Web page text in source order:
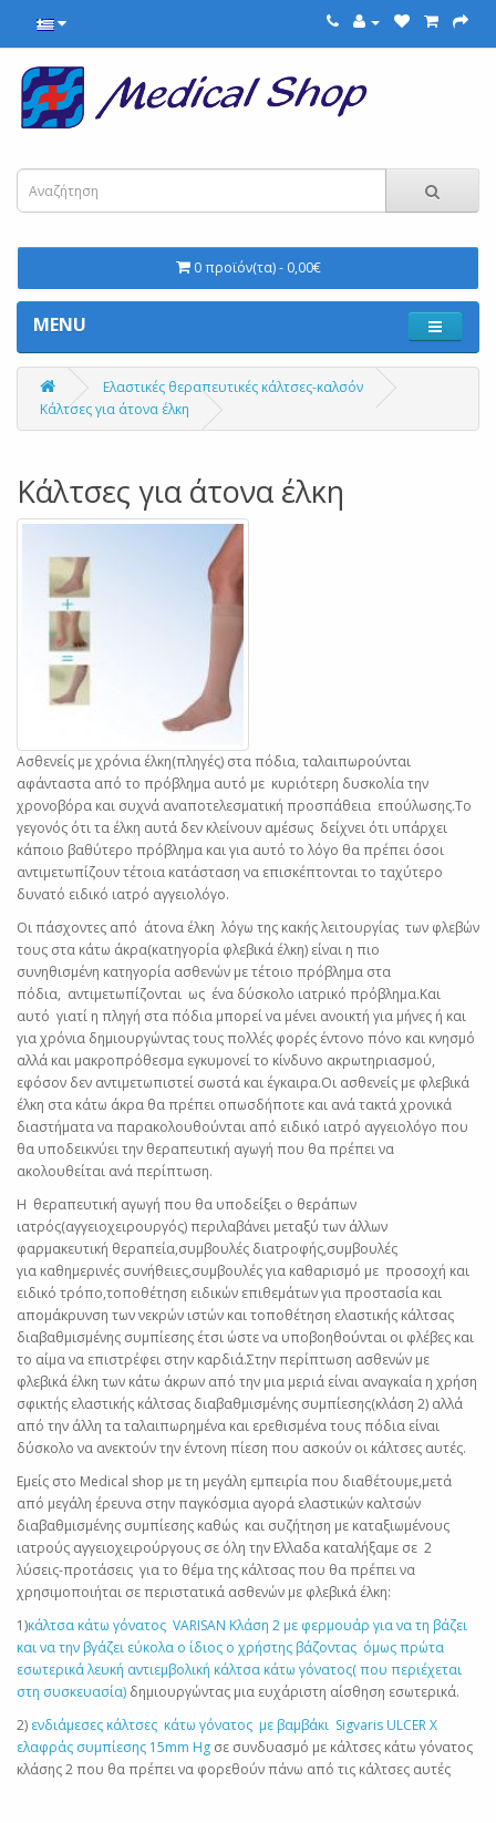
0 προϊόν(τα) - 0,00€
MENU
Ελαστικές θεραπευτικές κάλτσες-καλσόν
Κάλτσες για άτονα έλκη
Κάλτσες για άτονα έλκη
Ασθενείς με χρόνια έλκη(πληγές) στα πόδια, ταλαιπωρούνται
αφάνταστα από το πρόβλημα αυτό με κυριότερη δυσκολία την
χρονοβόρα και συχνά αναποτελεσματική προσπάθεια επούλωσης.Το
γεγονός ότι τα έλκη αυτά δεν κλείνουν αμέσως δείχνει ότι υπάρχει
κάποιο βαθύτερο πρόβλημα και για αυτό το λόγο θα πρέπει όσοι
αντιμετωπίζουν τέτοια κατάσταση να επισκέπτονται το ταχύτερο
δυνατό ειδικό ιατρό αγγειολόγο.
Οι πάσχοντες από άτονα έλκη λόγω της κακής λειτουργίας των φλεβών
τους στα κάτω άκρα(κατηγορία φλεβικά έλκη) είναι η πιο
συνηθισμένη κατηγορία ασθενών με τέτοιο πρόβλημα στα
πόδια, αντιμετωπίζονται ως ένα δύσκολο ιατρικό πρόβλημα.Και
αυτό γιατί η πληγή στα πόδια μπορεί να μένει ανοικτή για μήνες ή και
για χρόνια δημιουργώντας τους πολλές φορές έντονο πόνο και κνησμό
αλλά και μακροπρόθεσμα εγκυμονεί το κίνδυνο ακρωτηριασμού,
εφόσον δεν αντιμετωπιστεί σωστά και έγκαιρα.Οι ασθενείς με φλεβικά
έλκη στα κάτω άκρα θα πρέπει οπωσδήποτε και ανά τακτά χρονικά
διαστήματα να παρακολουθούνται από ειδικό ιατρό αγγειολόγο που
θα υποδεικνύει την θεραπευτική αγωγή που θα πρέπει να
ακολουθείται ανά περίπτωση.
Η θεραπευτική αγωγή που θα υποδείξει ο θεράπων
ιατρός(αγγειοχειρουργός) περιλαβάνει μεταξύ των άλλων
φαρμακευτική θεραπεία,συμβουλές διατροφής,συμβουλές
για καθημερινές συνήθειες,συμβουλές για καθαρισμό με προσοχή και
ειδικό τρόπο,τοποθέτηση ειδικών επιθεμάτων για προστασία και
απομάκρυνση των νεκρών ιστών και τοποθέτηση ελαστικής κάλτσας
διαβαθμισμένης συμπίεσης έτσι ώστε να υποβοηθούνται οι φλέβες και
το αίμα να επιστρέφει στην καρδιά.Στην περίπτωση ασθενών με
φλεβικά έλκη των κάτω άκρων από την μια μεριά είναι αναγκαία η χρήση
σφικτής ελαστικής κάλτσας διαβαθμισμένης συμπίεσης(κλάση 2) αλλά
από την άλλη τα ταλαιπωρημένα και ερεθισμένα τους πόδια είναι
δύσκολο να ανεκτούν την έντονη πίεση που ασκούν οι κάλτσες αυτές.
Εμείς στο Medical shop με τη μεγάλη εμπειρία που διαθέτουμε,μετά
από μεγάλη έρευνα στην παγκόσμια αγορά ελαστικών καλτσών
διαβαθμισμένης συμπίεσης καθώς και συζήτηση με καταξιωμένους
ιατρούς αγγειοχειρούργους σε όλη την Ελλαδα καταλήξαμε σε 2
λύσεις-προτάσεις για το θέμα της κάλτσας που θα πρέπει να
χρησιμοποιήται σε περιστατικά ασθενών με φλεβικά έλκη:
1)κάλτσα κάτω γόνατος VARISAN Κλάση 2 με φερμουάρ για να τη βάζει
και να την βγάζει εύκολα ο ίδιος ο χρήστης βάζοντας όμως πρώτα
εσωτερικά λευκή αντιεμβολική κάλτσα κάτω γόνατος( που περιέχεται
στη συσκευασία) δημιουργώντας μια ευχάριστη αίσθηση εσωτερικά.
2) ενδιάμεσες κάλτσες κάτω γόνατος με βαμβάκι Sigvaris ULCER X
ελαφράς συμπίεσης 15mm Hg σε συνδυασμό με κάλτσες κάτω γόνατος
κλάσης 2 που θα πρέπει να φορεθούν πάνω από τις κάλτσες αυτές